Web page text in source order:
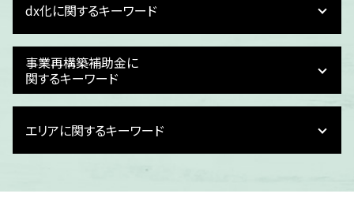
資金繰り 支援
事業計画 売上根拠
財務計画 種類
事業計画 損益計算
事業計画書 飲食店
銀行 融資 事業計画書
事業計画 スタートアップ
dx化に関するキーワード
dx化 メリット
dx化とは わかりやすく
dx化 問題
dx化とは 簡単に
dx化 人事
予実管理 dx化
記帳業務 dx化
事業再構築補助金に
関するキーワード
事業再構築補助金 個人事業主 上限
事業再構築補助金 税理士
事業再構築補助金 難しい
新事業進出補助金 2025
エリアに関するキーワード
石川県 記帳業務 dx化
福井県 財務計画